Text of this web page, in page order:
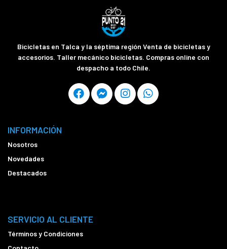
Bicicletas en Talca y la séptima región Venta de bicicletas y
accesorios. Taller mecánico bicicletas. Compras online con
despacho a todo Chile.
INFORMACIÓN
Nosotros
Novedades
Destacados
SERVICIO AL CLIENTE
Términos y Condiciones